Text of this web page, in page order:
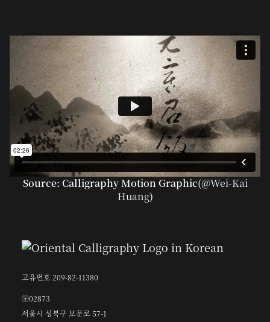
Source: Calligraphy Motion Graphic(@Wei-Kai
Huang)
고유번호 209-82-11380
〶02873
서울시 성북구 보문로 57-1